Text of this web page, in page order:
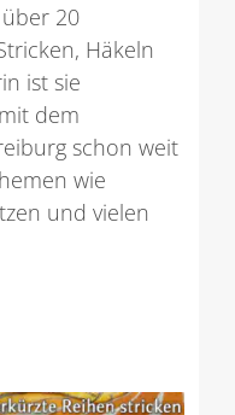
20
Häkeln
ist sie
dem
schon weit
wie
und vielen